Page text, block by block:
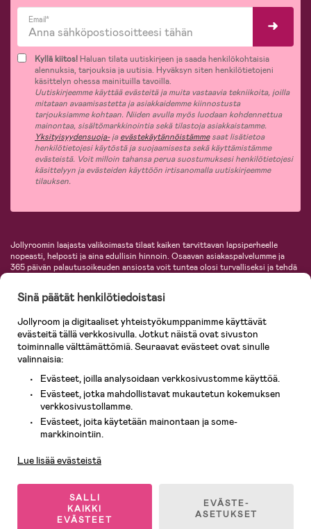
Email*
Kyllä kiitos! Haluan tilata uutiskirjeen ja saada henkilökohtaisia
alennuksia, tarjouksia ja uutisia. Hyväksyn siten henkilötietojeni
käsittelyn ohessa mainituilla tavoilla.
Uutiskirjeemme käyttää evästeitä ja muita vastaavia tekniikoita, joilla
mitataan avaamisastetta ja asiakkaidemme kiinnostusta
tarjouksiamme kohtaan. Niiden avulla myös luodaan kohdennettua
mainontaa, sisältömarkkinointia sekä tilastoja asiakkaistamme.
Yksityisyydensuoja-jaevästekäytännöistämmesaat lisätietoa
henkilötietojesi käytöstä ja suojaamisesta sekä käyttämistämme
evästeistä. Voit milloin tahansa perua suostumuksesi henkilötietojesi
käsittelyyn ja evästeiden käyttöön irtisanomalla uutiskirjeemme
tilauksen.
Jollyroomin laajasta valikoimasta tilaat kaiken tarvittavan lapsiperheelle
nopeasti, helposti ja aina edullisin hinnoin. Osaavan asiakaspalvelumme ja
365 päivän palautusoikeuden ansiosta voit tuntea olosi turvalliseksi ja tehdä
vaatteet vauvoille ja lapsille, inspiroivia sisustustuotteita lastenhuoneeseen,
lastentarvikkeita sekä paljon muuta. Meiltä löydät lukuisia tunnettuja
KidKraft, Ergobaby, Philips Avent, Neonate, Cybex, LEGO ja monia muita!
Tervetuloa shoppailemaan Pohjoismaiden suurimpaan lastentarvikkeiden
verkkokauppaan!
Sinä päätät henkilötiedoistasi
Jollyroom ja digitaaliset yhteistyökumppanimme käyttävät
evästeitä tällä verkkosivulla. Jotkut näistä ovat sivuston
toiminnalle välttämättömiä. Seuraavat evästeet ovat sinulle
valinnaisia:
Evästeet, joilla analysoidaan verkkosivustomme käyttöä.
Evästeet, jotka mahdollistavat mukautetun kokemuksen
verkkosivustollamme.
Evästeet, joita käytetään mainontaan ja some-
markkinointiin.
Lue lisää evästeistä
SALLI
KAIKKI
EVÄSTEET
EVÄSTE-
ASETUKSET